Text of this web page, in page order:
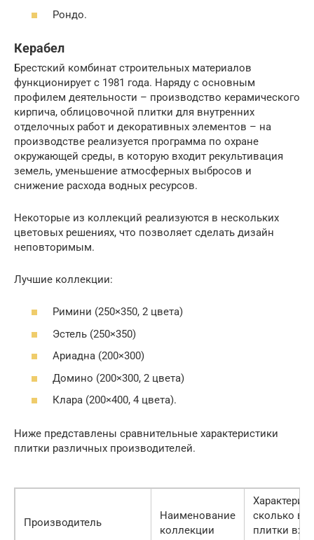
Рондо.
Керабел
Брестский комбинат строительных материалов
функционирует с 1981 года. Наряду с основным
профилем деятельности – производство керамического
кирпича, облицовочной плитки для внутренних
отделочных работ и декоративных элементов – на
производстве реализуется программа по охране
окружающей среды, в которую входит рекультивация
земель, уменьшение атмосферных выбросов и
снижение расхода водных ресурсов.
Некоторые из коллекций реализуются в нескольких
цветовых решениях, что позволяет сделать дизайн
неповторимым.
Лучшие коллекции:
Римини (250×350, 2 цвета)
Эстель (250×350)
Ариадна (200×300)
Домино (200×300, 2 цвета)
Клара (200×400, 4 цвета).
Ниже представлены сравнительные характеристики
плитки различных производителей.
Производитель
Наименование
коллекции
сколько
плитки